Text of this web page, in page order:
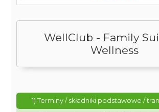
WellClub - Family
Wellness
1) Terminy / składniki podstawowe /